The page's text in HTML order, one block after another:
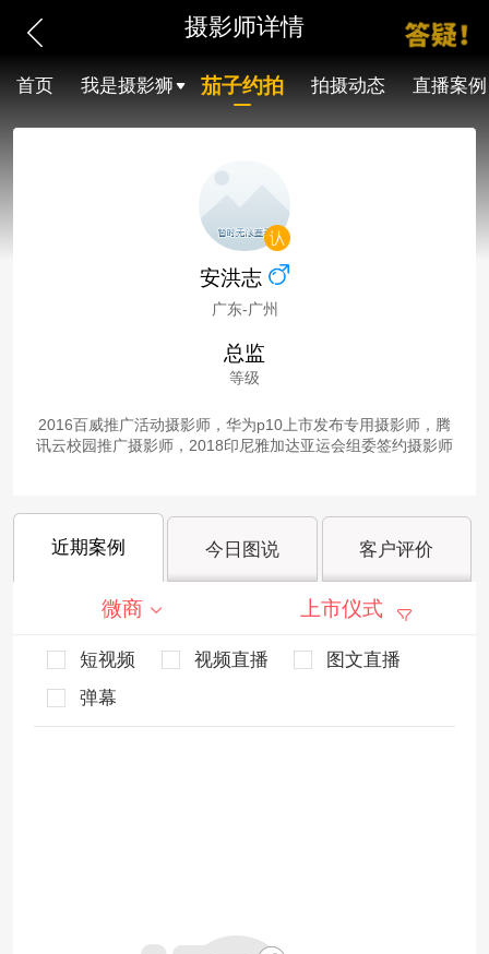
摄影师详情
首页 我是摄影狮 茄子约拍 拍摄动态 直播案例
安洪志
广东-广州
总监
等级
2016百威推广活动摄影师，华为p10上市发布专用摄影师，腾
讯云校园推广摄影师，2018印尼雅加达亚运会组委签约摄影师
近期案例 今日图说 客户评价
微商 上市仪式
短视频 视频直播
图文直播
弹幕